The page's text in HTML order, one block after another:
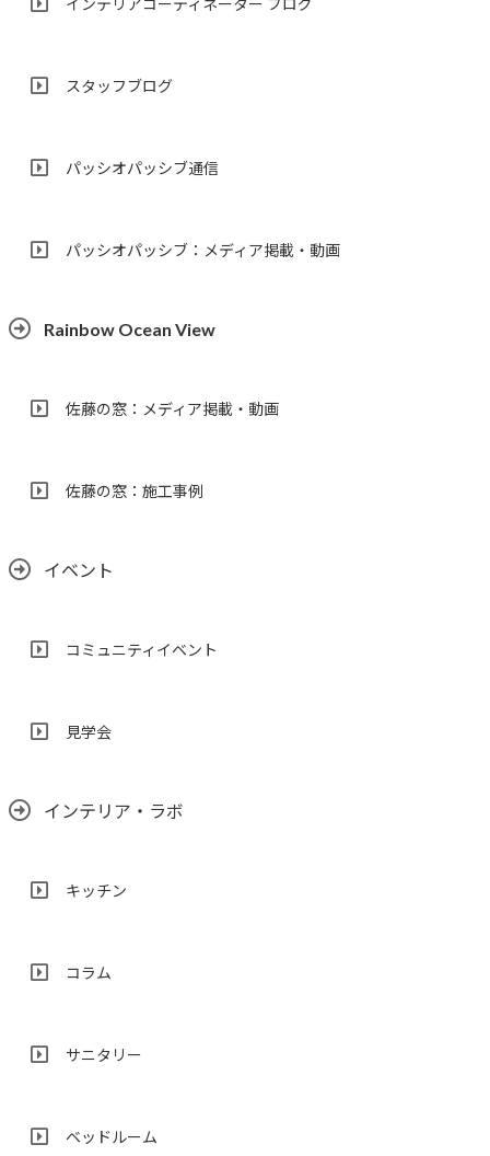
スタッフブログ
パッシオパッシブ通信
パッシオパッシブ：メディア掲載・動画
Rainbow Ocean View
佐藤の窓：メディア掲載・動画
佐藤の窓：施工事例
イベント
コミュニティイベント
見学会
インテリア・ラボ
キッチン
コラム
サニタリー
ベッドルーム